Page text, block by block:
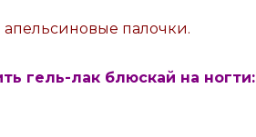
апельсиновые палочки.
гель-лак блюскай на ногти: